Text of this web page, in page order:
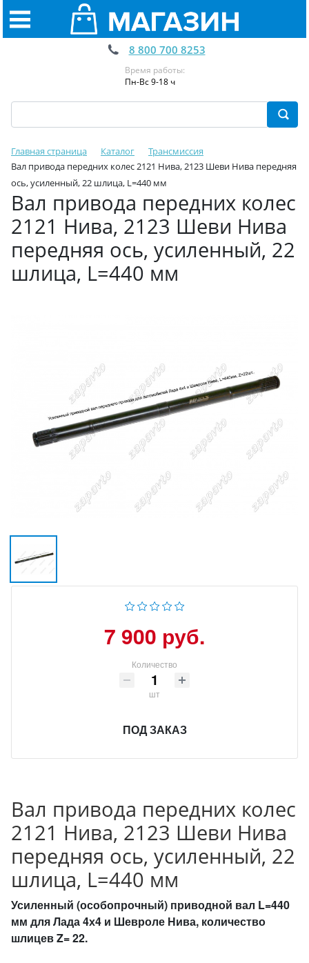
8 800 700 8253
Время работы:
Пн-Вс 9-18 ч
Главная страница Каталог
Трансмиссия
Вал привода передних колес 2121 Нива, 2123 Шеви Нива передняя
ось, усиленный, 22 шлица, L=440 мм
Вал привода передних колес
2121 Нива, 2123 Шеви Нива
передняя ось, усиленный, 22
шлица, L=440 мм
7 900 руб.
Количество
шт
ПОД ЗАКАЗ
Вал привода передних колес
2121 Нива, 2123 Шеви Нива
передняя ось, усиленный, 22
шлица, L=440 мм
Усиленный (особопрочный) приводной вал L=440
мм для Лада 4х4 и Шевроле Нива, количество
шлицев Z= 22.